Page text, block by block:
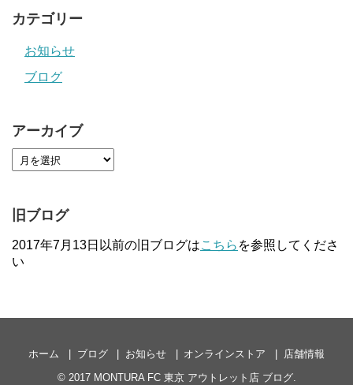
カテゴリー
お知らせ
ブログ
アーカイブ
旧ブログ
2017年7月13日以前の旧ブログはこちら を参照してくださ
い
ホーム ブログ お知らせ オンラインストア
店舗情報
© 2017 MONTURA FC 東京 アウトレット店 ブログ.